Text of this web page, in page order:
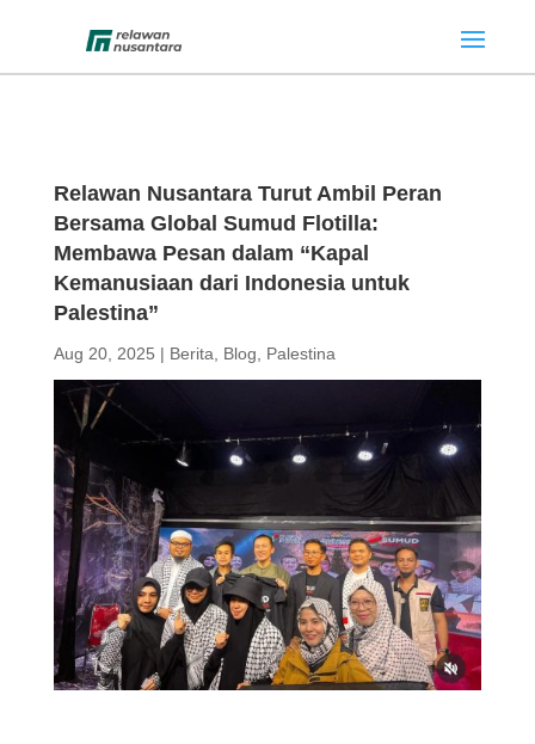
Relawan Nusantara Turut Ambil Peran
Bersama Global Sumud Flotilla:
Membawa Pesan dalam “Kapal
Kemanusiaan dari Indonesia untuk
Palestina”
Aug 20, 2025 | Berita Blog Palestina